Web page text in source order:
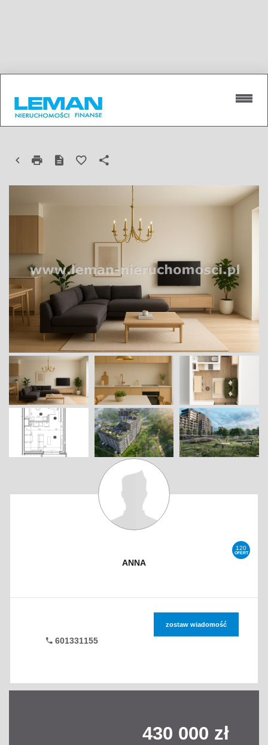
LUBLIN, CZECHÓW PÓŁNOCNY
120
OFERT
ANNA
601331155
zostaw wiadomość
430 000 zł